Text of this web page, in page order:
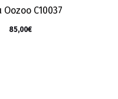
Oozoo C10037
85,00€